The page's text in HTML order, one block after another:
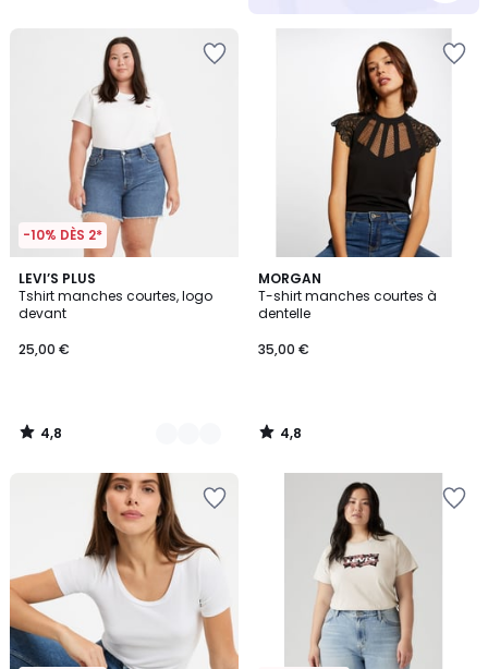
-10% DÈS 2*
LEVI’S PLUS
Tshirt manches courtes, logo
devant
25,00 €
4,8
/ 5
2
Couleurs
4,8
/
MORGAN
T-shirt manches courtes à
dentelle
35,00 €
4,8
/ 5
4,8
/